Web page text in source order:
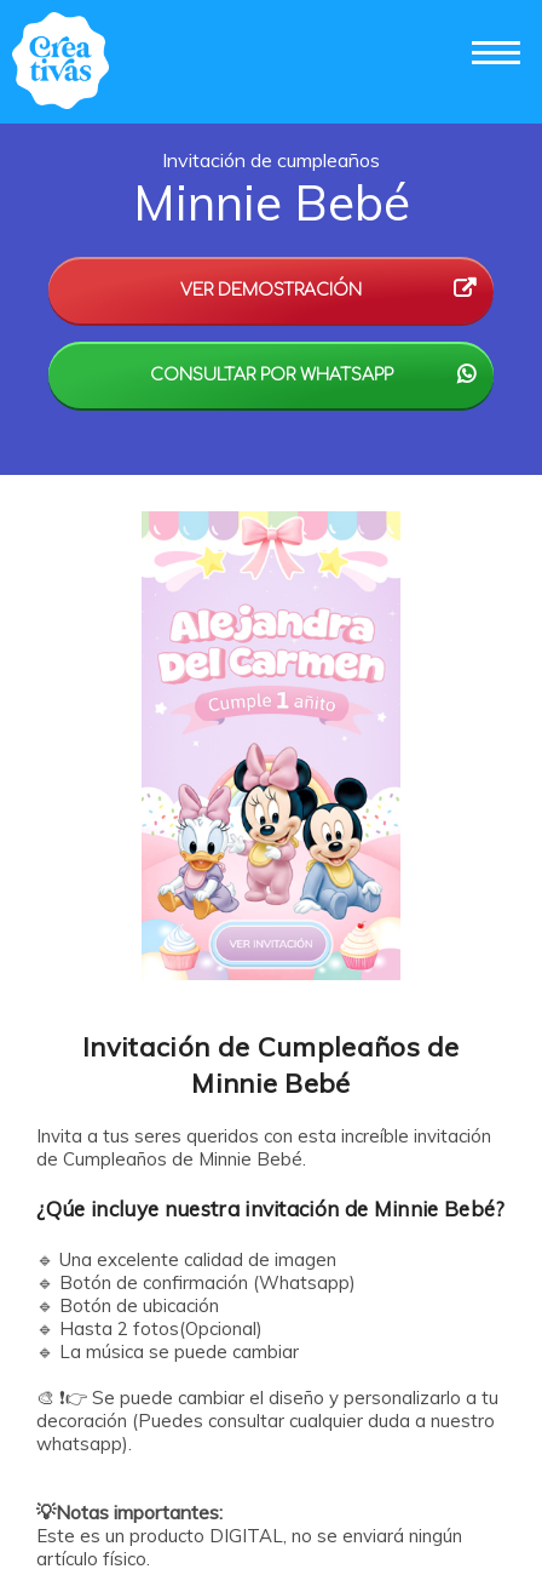
Invitación de cumpleaños
Minnie Bebé
VER DEMOSTRACIÓN
CONSULTAR POR WHATSAPP
Invitación de Cumpleaños de
Minnie Bebé
Invita a tus seres queridos con esta increíble invitación
de Cumpleaños de Minnie Bebé.
¿Qúe incluye nuestra invitación de Minnie Bebé?
🔹 Una excelente calidad de imagen
🔹 Botón de confirmación (Whatsapp)
🔹 Botón de ubicación
🔹 Hasta 2 fotos(Opcional)
🔹 La música se puede cambiar
🎨 ❗️👉 Se puede cambiar el diseño y personalizarlo a tu
decoración (Puedes consultar cualquier duda a nuestro
💡Notas importantes:
Este es un producto DIGITAL, no se enviará ningún
artículo físico.